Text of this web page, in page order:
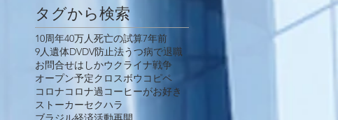
タグから検索
10周年40万人死亡の試算7年前
9人遺体DVDV防止法うつ病で退職
お問合せはしかウクライナ戦争
オープン予定クロスボウ コピペ
コロナコロナ過コーヒーがお好き
ストーカーセクハラ